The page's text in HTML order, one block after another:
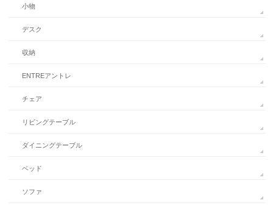
小物
デスク
収納
ENTREアントレ
チェア
リビングテーブル
ダイニングテーブル
ベッド
ソファ